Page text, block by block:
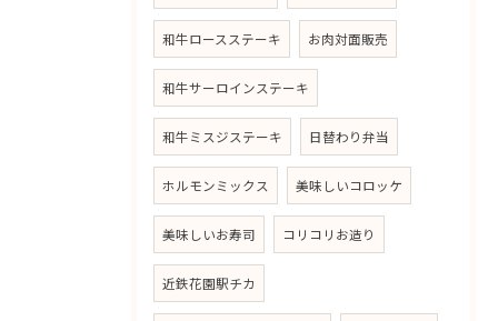
和牛ロースステーキ お肉対面販売
和牛サーロインステーキ
和牛ミスジステーキ 日替わり弁当
ホルモンミックス 美味しいコロッケ
美味しいお寿司 コリコリお造り
近鉄花園駅チカ